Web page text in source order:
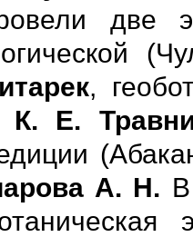
две
,
Е.
А. Н.